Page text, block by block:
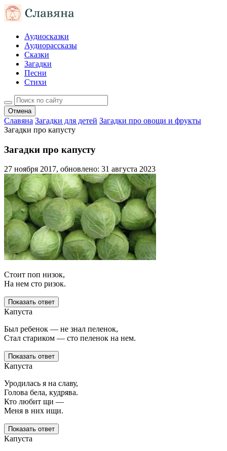
Аудиосказки
Аудиорассказы
Сказки
Загадки
Песни
Стихи
Отмена
Славяна Загадки для детей Загадки про овощи и фрукты
Загадки про капусту
Загадки про капусту
27 ноября 2017, обновлено: 31 августа 2023
Стоит поп низок,
На нем сто ризок.
Показать ответ
Капуста
Был ребенок — не знал пеленок,
Стал стариком — сто пеленок на нем.
Показать ответ
Капуста
Уродилась я на славу,
Голова бела, кудрява.
Кто любит щи —
Меня в них ищи.
Показать ответ
Капуста